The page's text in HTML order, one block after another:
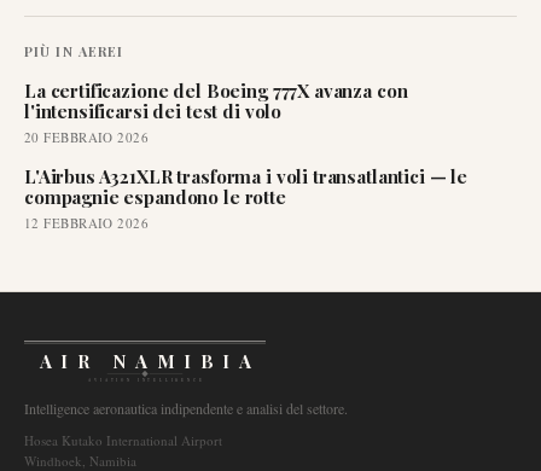
PIÙ IN AEREI
La certificazione del Boeing 777X avanza con
l'intensificarsi dei test di volo
20 FEBBRAIO 2026
L'Airbus A321XLR trasforma i voli transatlantici — le
compagnie espandono le rotte
12 FEBBRAIO 2026
AIR NAMIBIA
AVIATION INTELLIGENCE
Intelligence aeronautica indipendente e analisi del settore.
Hosea Kutako International Airport
Windhoek, Namibia